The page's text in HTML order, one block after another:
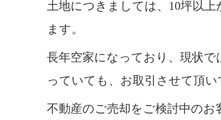
土地につきましては、10坪以
ます。
長年空家になっており、現状
っていても、お取引させて頂
不動産のご売却をご検討中の